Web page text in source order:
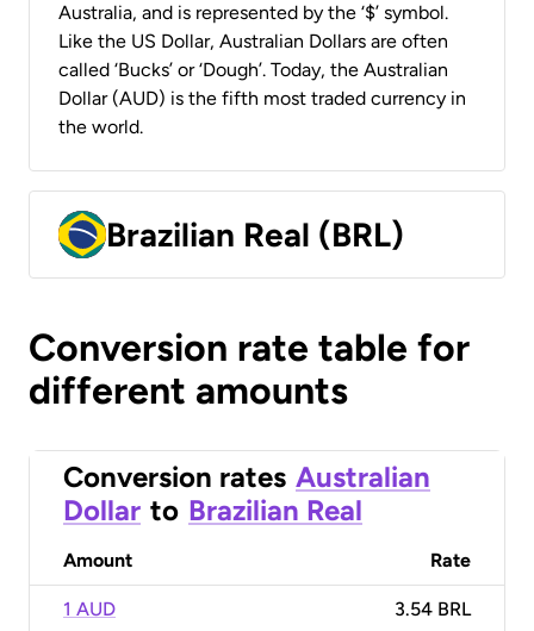
Australia, and is represented by the ‘$’ symbol.
Like the US Dollar, Australian Dollars are often
called ‘Bucks’ or ‘Dough’. Today, the Australian
Dollar (AUD) is the fifth most traded currency in
the world.
Brazilian Real (BRL)
Conversion rate table for
different amounts
Conversion rates Australian
Dollar to Brazilian Real
Amount Rate
1 AUD 3.54 BRL